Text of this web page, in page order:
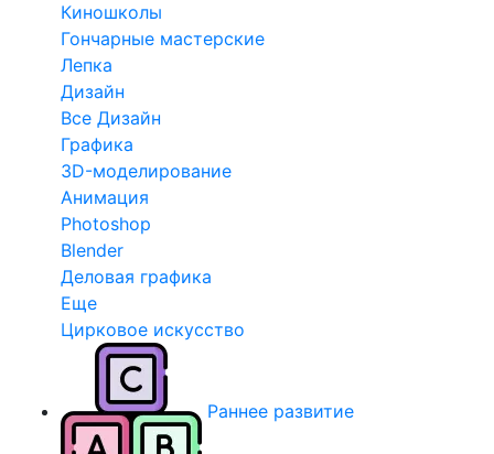
Киношколы
Гончарные мастерские
Лепка
Дизайн
Все Дизайн
Графика
3D-моделирование
Анимация
Photoshop
Blender
Деловая графика
Еще
Цирковое искусство
Раннее развитие